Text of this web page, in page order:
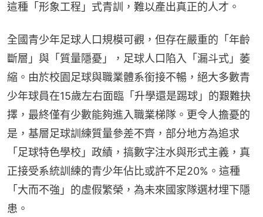
這種「形象工程」式青訓，難以產出真正的人才。
全國青少年足球人口規模可觀，但存在嚴重的「年齡
斷層」與「質量隱憂」，足球人口陷入「漏斗式」萎
縮。由於校園足球與職業體系銜接不暢，絕大多數青
少年球員在15歲左右面臨「升學還是踢球」的艱難抉
擇，最終僅有少數能夠進入職業梯隊。更令人擔憂的
是，基層足球訓練質量參差不齊，部分地方為追求
「足球特色學校」政績，搞數字注水與形式主義，真
正接受系統訓練的青少年佔比或許不足20%。這種
「大而不強」的虛假繁榮，為未來國家隊選材埋下隱
患。